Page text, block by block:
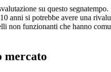
su questo
anni si potrebbe avere una
funzionanti che hanno
mercato